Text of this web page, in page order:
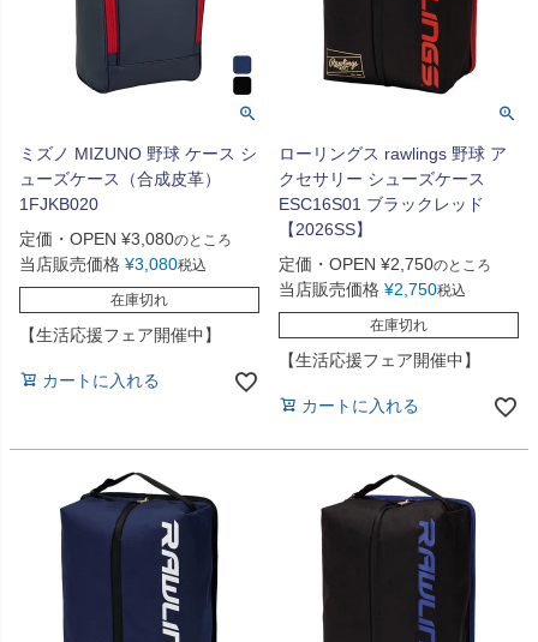
ミズノ MIZUNO 野球 ケース シ
ューズケース（合成皮革）
1FJKB020
定価・OPEN ¥3,080のところ
当店販売価格 ¥3,080税込
在庫切れ
【生活応援フェア開催中】
カートに入れる
ローリングス rawlings 野球 ア
クセサリー シューズケース
ESC16S01 ブラックレッド
【2026SS】
定価・OPEN ¥2,750のところ
当店販売価格 ¥2,750税込
在庫切れ
【生活応援フェア開催中】
カートに入れる